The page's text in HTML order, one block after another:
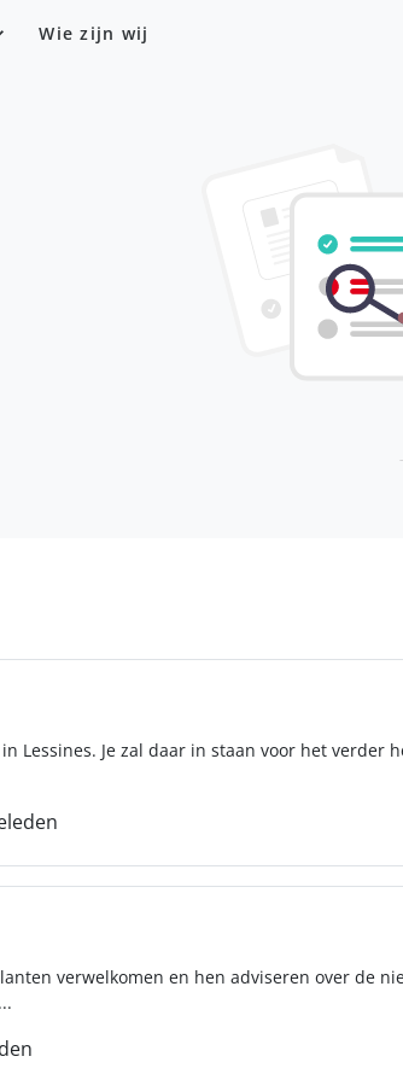
Wie zijn wij
Lessines. Je zal daar in staan voor het verder
verwelkomen en hen adviseren over de